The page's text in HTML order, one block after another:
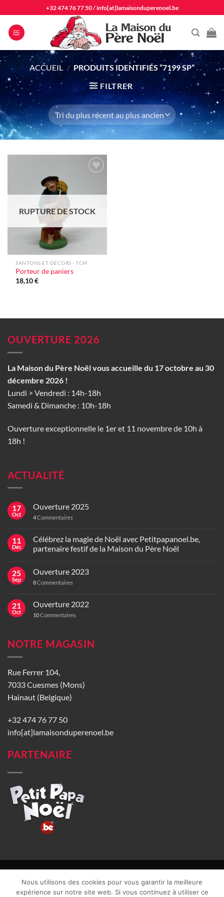
au
contenu
+32 474 76 77 50/info[at]lamaisonduperenoel.be
ACCUEIL / PRODUITS IDENTIFIÉS “7199 SP”
FILTRER
d'envie
RUPTURE DE STOCK
SANTONS ET DÉCORS - 7CM
Porteur de paniers
18,10€
OUVERTURE 2026
La Maison du Père Noël vous accueille du 17 octobre au 30
décembre 2026 !
Lundi > Vendredi : 14h-18h
Samedi & Dimanche : 10h-18h
Ouverture exceptionnelle le 1er et 11 novembre de 10h à
18h !
ACTUALITÉ
17
Oct
Ouverture 2025
4Commentaires
11
Déc
Célébrez la magie de Noël avec Petitpapanoel.be,
partenaire festif de la Maison du Père Noël
25
Sep
Ouverture 2023
8Commentaires
21
Oct
Ouverture 2022
10Commentaires
NOTRE MAGASIN
Rue Ferrer 104,
7033 Cuesmes (Mons)
Hainaut (Belgique)
+32 474 76 77 50
info[at]lamaisonduperenoel.be
PARTENAIRE
CGU| Vie privée| TVA : BE0840965749 | Site web réalisé par
Nous utilisons des cookies pour vous garantir la meilleure
expérience sur notre site web. Si vous continuez à utiliser ce